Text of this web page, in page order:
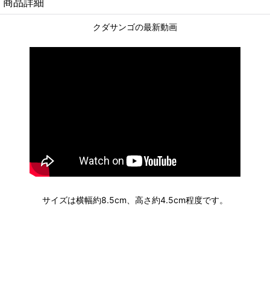
クダサンゴの最新動画
サイズは横幅約8.5cm、高さ約4.5cm程度です。